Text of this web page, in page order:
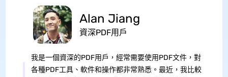
Alan Jiang
資深PDF用戶
我是一個資深的PDF用戶，經常需要使用PDF文件，對
各種PDF工具、軟件和操作都非常熟悉。最近，我比較